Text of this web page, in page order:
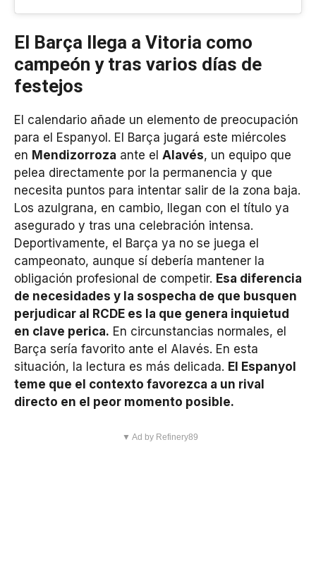
El Barça llega a Vitoria como
campeón y tras varios días de
festejos
El calendario añade un elemento de preocupación
para el Espanyol. El Barça jugará este miércoles
en Mendizorroza ante el Alavés, un equipo que
pelea directamente por la permanencia y que
necesita puntos para intentar salir de la zona baja.
Los azulgrana, en cambio, llegan con el título ya
asegurado y tras una celebración intensa.
Deportivamente, el Barça ya no se juega el
campeonato, aunque sí debería mantener la
obligación profesional de competir. Esa diferencia
de necesidades y la sospecha de que busquen
perjudicar al RCDE es la que genera inquietud
en clave perica. En circunstancias normales, el
Barça sería favorito ante el Alavés. En esta
situación, la lectura es más delicada. El Espanyol
teme que el contexto favorezca a un rival
directo en el peor momento posible.
▼ Ad by Refinery89